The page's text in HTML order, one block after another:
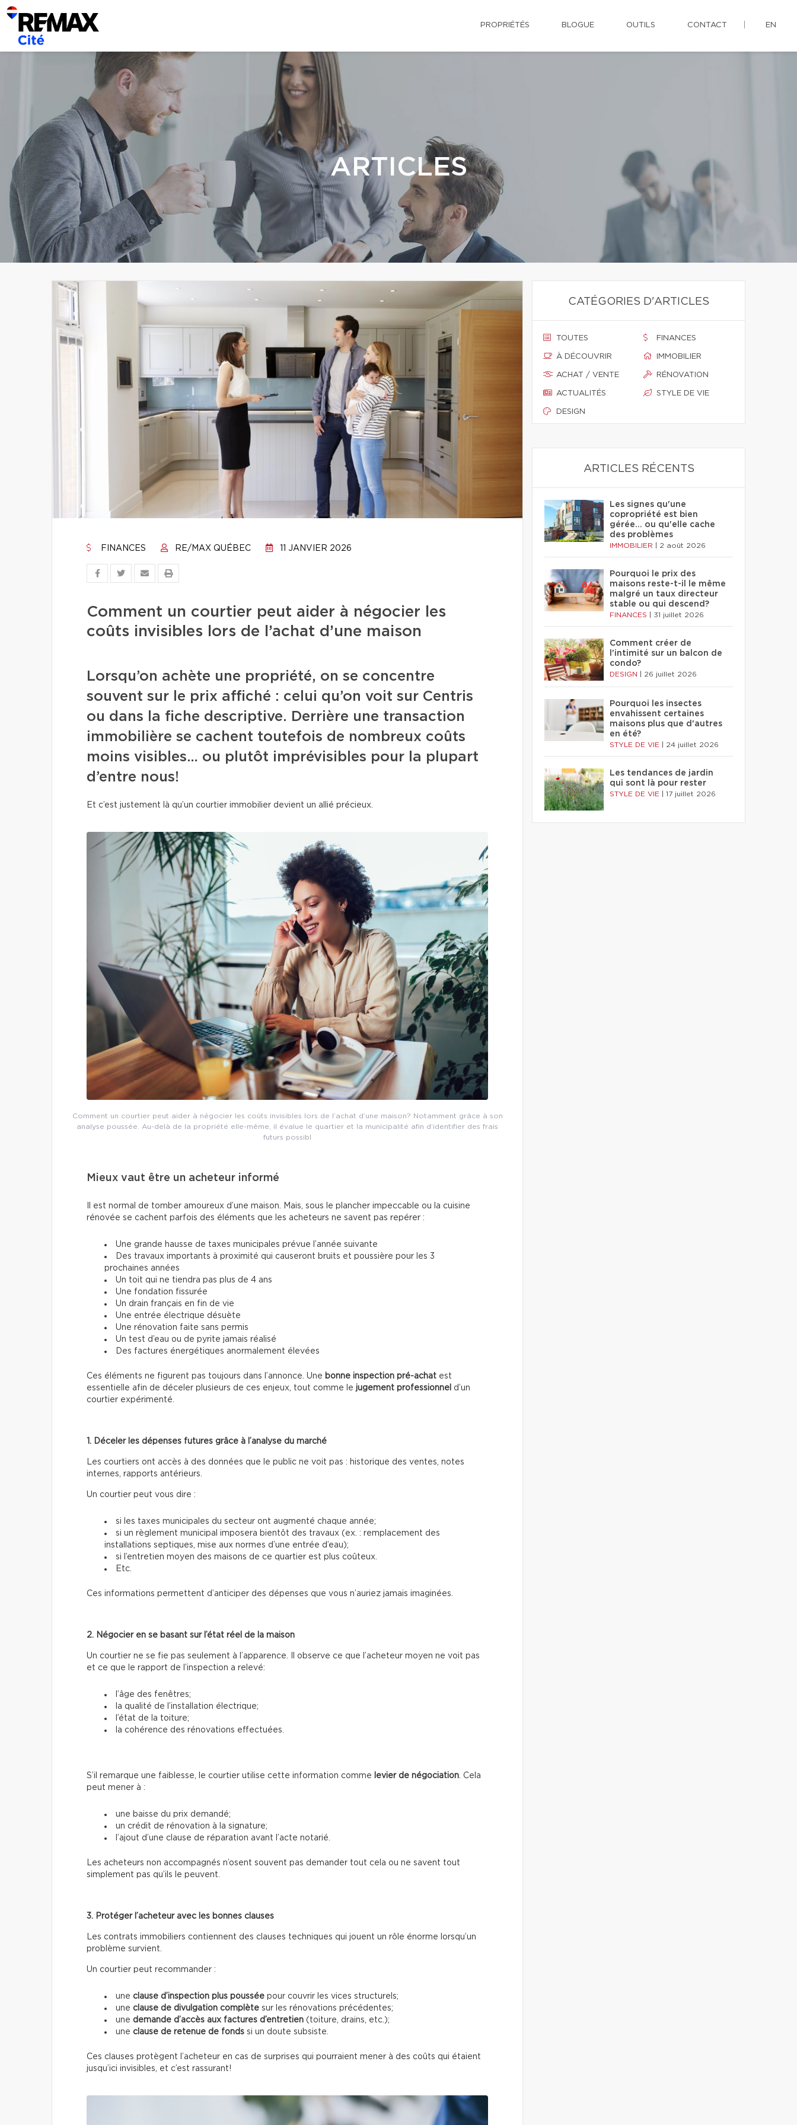
PROPRIÉTÉS BLOGUE OUTILS CONTACT EN
ARTICLES
FINANCES RE/MAX QUÉBEC 11 JANVIER 2026
Comment un courtier peut aider à négocier les
coûts invisibles lors de l’achat d’une maison
Lorsqu’on achète une propriété, on se concentre
souvent sur le prix affiché : celui qu’on voit sur Centris
ou dans la fiche descriptive. Derrière une transaction
immobilière se cachent toutefois de nombreux coûts
moins visibles… ou plutôt imprévisibles pour la plupart
d’entre nous!
Et c’est justement là qu’un courtier immobilier devient un allié précieux.
Comment un courtier peut aider à négocier les coûts invisibles lors de l’achat d’une maison? Notamment grâce à son
analyse poussée. Au-delà de la propriété elle-même, il évalue le quartier et la municipalité afin d’identifier des frais
futurs possibl
Mieux vaut être un acheteur informé
Il est normal de tomber amoureux d’une maison. Mais, sous le plancher impeccable ou la cuisine
rénovée se cachent parfois des éléments que les acheteurs ne savent pas repérer :
Une grande hausse de taxes municipales prévue l’année suivante
Des travaux importants à proximité qui causeront bruits et poussière pour les 3
prochaines années
Un toit qui ne tiendra pas plus de 4 ans
Une fondation fissurée
Un drain français en fin de vie
Une entrée électrique désuète
Une rénovation faite sans permis
Un test d’eau ou de pyrite jamais réalisé
Des factures énergétiques anormalement élevées
Ces éléments ne figurent pas toujours dans l’annonce. Une bonne inspection pré-achat est
essentielle afin de déceler plusieurs de ces enjeux, tout comme le jugement professionnel d’un
courtier expérimenté.
1. Déceler les dépenses futures grâce à l’analyse du marché
Les courtiers ont accès à des données que le public ne voit pas : historique des ventes, notes
internes, rapports antérieurs.
Un courtier peut vous dire :
si les taxes municipales du secteur ont augmenté chaque année;
si un règlement municipal imposera bientôt des travaux (ex. : remplacement des
installations septiques, mise aux normes d’une entrée d’eau);
si l’entretien moyen des maisons de ce quartier est plus coûteux.
Etc.
Ces informations permettent d’anticiper des dépenses que vous n’auriez jamais imaginées.
2. Négocier en se basant sur l’état réel de la maison
Un courtier ne se fie pas seulement à l’apparence. Il observe ce que l’acheteur moyen ne voit pas
et ce que le rapport de l’inspection a relevé:
l’âge des fenêtres;
la qualité de l’installation électrique;
l’état de la toiture;
la cohérence des rénovations effectuées.
S’il remarque une faiblesse, le courtier utilise cette information comme levier de négociation. Cela
peut mener à :
une baisse du prix demandé;
un crédit de rénovation à la signature;
l’ajout d’une clause de réparation avant l’acte notarié.
Les acheteurs non accompagnés n’osent souvent pas demander tout cela ou ne savent tout
simplement pas qu’ils le peuvent.
3. Protéger l’acheteur avec les bonnes clauses
Les contrats immobiliers contiennent des clauses techniques qui jouent un rôle énorme lorsqu’un
problème survient.
Un courtier peut recommander :
une clause d’inspection plus poussée pour couvrir les vices structurels;
une clause de divulgation complète sur les rénovations précédentes;
une demande d’accès aux factures d’entretien (toiture, drains, etc.);
une clause de retenue de fonds si un doute subsiste.
Ces clauses protègent l’acheteur en cas de surprises qui pourraient mener à des coûts qui étaient
jusqu’ici invisibles, et c’est rassurant!
CATÉGORIES D'ARTICLES
TOUTES
À DÉCOUVRIR
ACHAT / VENTE
ACTUALITÉS
DESIGN
FINANCES
IMMOBILIER
RÉNOVATION
STYLE DE VIE
ARTICLES RÉCENTS
Les signes qu'une
copropriété est bien
gérée… ou qu'elle cache
des problèmes
IMMOBILIER 2 août 2026
Pourquoi le prix des
maisons reste-t-il le même
malgré un taux directeur
stable ou qui descend?
FINANCES 31 juillet 2026
Comment créer de
l'intimité sur un balcon de
condo?
DESIGN 26 juillet 2026
Pourquoi les insectes
envahissent certaines
maisons plus que d'autres
en été?
STYLE DE VIE 24 juillet 2026
Les tendances de jardin
qui sont là pour rester
STYLE DE VIE 17 juillet 2026